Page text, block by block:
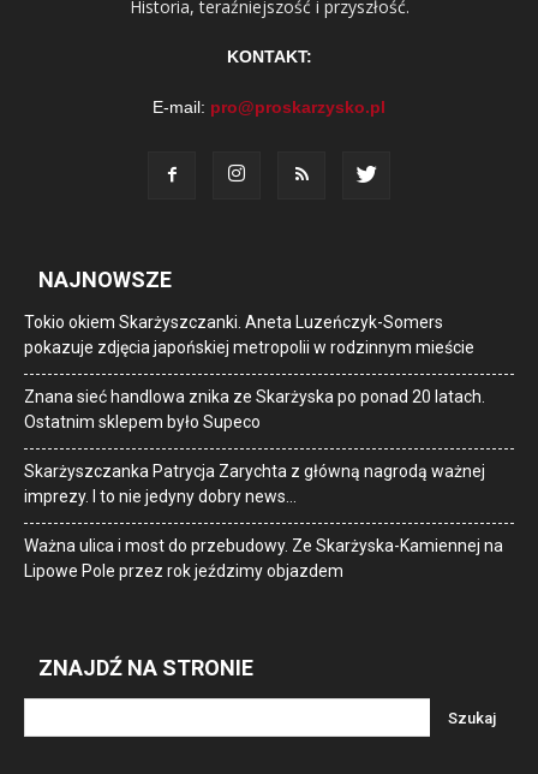
Historia, teraźniejszość i przyszłość.
KONTAKT:
E-mail: pro@proskarzysko.pl
NAJNOWSZE
Tokio okiem Skarżyszczanki. Aneta Luzeńczyk-Somers
pokazuje zdjęcia japońskiej metropolii w rodzinnym mieście
Znana sieć handlowa znika ze Skarżyska po ponad 20 latach.
Ostatnim sklepem było Supeco
Skarżyszczanka Patrycja Zarychta z główną nagrodą ważnej
imprezy. I to nie jedyny dobry news…
Ważna ulica i most do przebudowy. Ze Skarżyska-Kamiennej na
Lipowe Pole przez rok jeździmy objazdem
ZNAJDŹ NA STRONIE